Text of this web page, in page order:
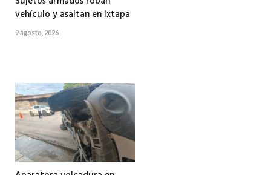
vehículo y asaltan en Ixtapa
9 agosto, 2026